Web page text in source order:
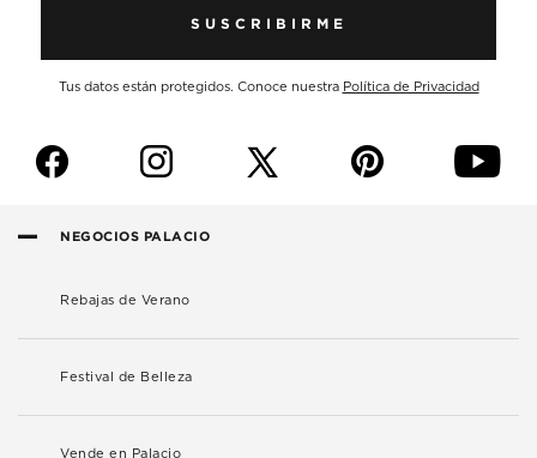
SUSCRIBIRME
Tus datos están protegidos. Conoce nuestra Política de Privacidad
f i p y
NEGOCIOS PALACIO
Rebajas de Verano
Festival de Belleza
Vende en Palacio